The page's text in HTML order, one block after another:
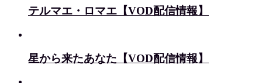
テルマエ・ロマエ【VOD配信情報】
星から来たあなた【VOD配信情報】